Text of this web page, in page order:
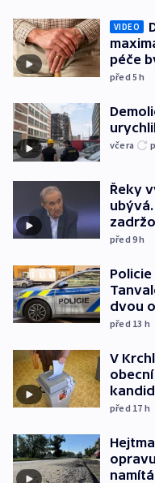
VIDEO
péče
před 5h
včera
Řeky
před 9h
dvou
před 13 h
V
před 17 h